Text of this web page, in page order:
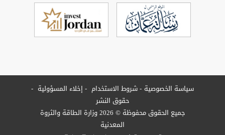
سياسة الخصوصية شروط الاستخدام
إخلاء المسؤولية
حقوق النشر
جميع الحقوق محفوظة © 2026 وزارة الطاقة والثروة
المعدنية